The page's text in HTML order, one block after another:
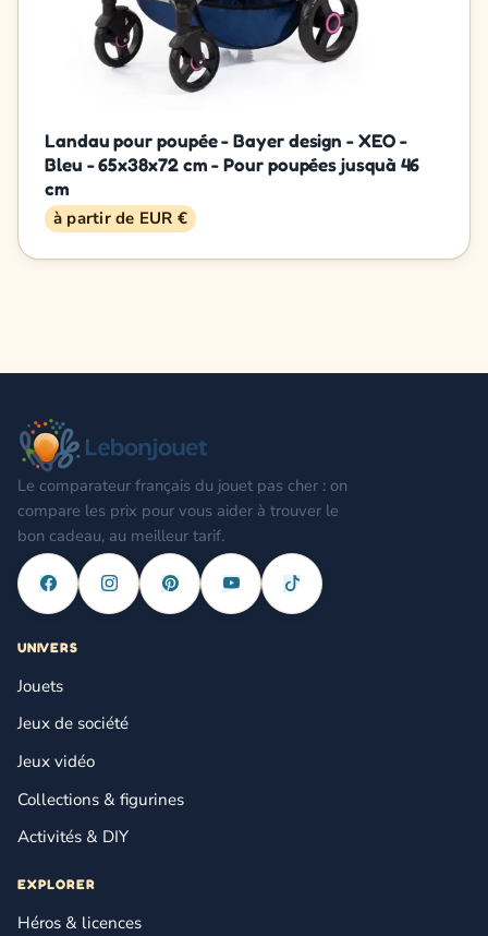
Landau pour poupée - Bayer design - XEO -
Bleu - 65x38x72 cm - Pour poupées jusquà 46
cm
à partir de EUR €
Le comparateur français du jouet pas cher : on
compare les prix pour vous aider à trouver le
bon cadeau, au meilleur tarif.
UNIVERS
Jouets
Jeux de société
Jeux vidéo
Collections & figurines
Activités & DIY
EXPLORER
Héros & licences